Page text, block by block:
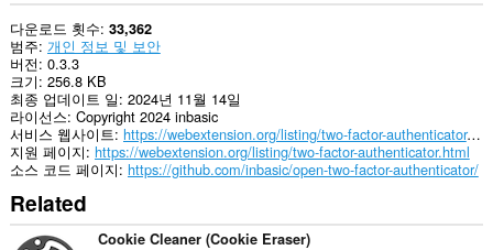
다운로드 횟수 33,362
범주 개인 정보 및 보안
버전 0.3.3
크기 256.8 KB
최종 업데이트 일 2024년 11월 14일
라이선스 Copyright 2024 inbasic
서비스 웹사이트
https://webextension.org/listing/two-factor-authenticator.html
지원 페이지 https://webextension.org/listing/two-factor-authenticator.html
소스 코드 페이지 https://github.com/inbasic/open-two-factor-authenticator/
Related
Cookie Cleaner (Cookie Eraser)